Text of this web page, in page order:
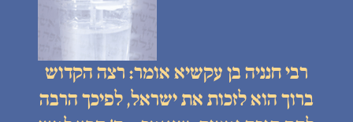
רבי חנניה בן עקשיא אומר: רצה הקדוש
ברוך הוא לזכות את ישראל, לפיכך הרבה